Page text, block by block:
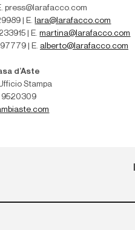
press@larafacco.com
| E.
lara@larafacco.com
| E.martina@larafacco.com
| E. alberto@larafacco.com
d’Aste
Stampa
9520309